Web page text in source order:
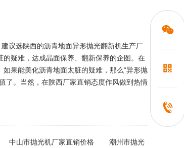
议选陕西的沥青地面异形抛光翻新机生产厂
疑难，达成晶面保养、翻新保养的企图。在
果能美化沥青地面太脏的疑难，那么“异形抛
了。当然，在陕西厂家直销态度作风做到热情
中山市抛光机厂家直销价格
潮州市抛光